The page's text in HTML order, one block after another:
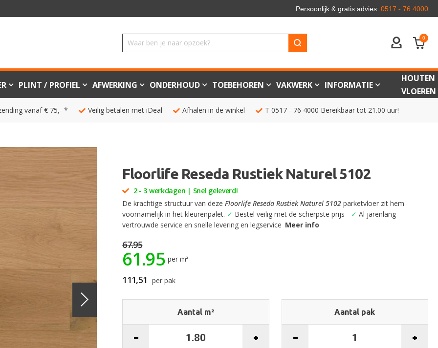
Persoonlijk & gratis advies: 0517 - 76 4000
ACCOUNT
0
PLINT / PROFIEL AFWERKING ONDERHOUD TOEBEHOREN VAKWERK INFORMATIE
HOUTEN
VLOEREN
vanaf € 75,- * Veilig betalen met iDeal Afhalen in de winkel T 0517 - 76 4000 Bereikbaar tot 21.00 uur!
Floorlife Reseda Rustiek Naturel 5102
2 - 3 werkdagen | Snel geleverd!
De krachtige structuur van dezeFloorlife Reseda Rustiek Naturel 5102 parketvloer zit hem
voornamelijk in het kleurenpalet. ✓ Bestel veilig met de scherpste prijs - ✓ Al jarenlang
vertrouwde service en snelle levering en legservice Meer info
67.95
61.95 per m²
111,51 per pak
Aantal pak
Aantal m²